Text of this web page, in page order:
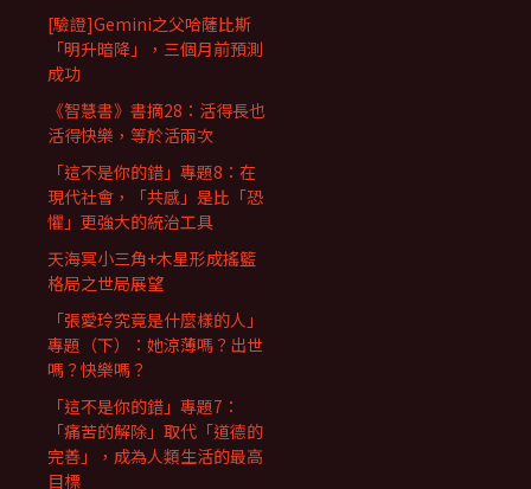
[驗證]Gemini之父哈薩比斯
「明升暗降」，三個月前預測
成功
《智慧書》書摘28：活得長也
活得快樂，等於活兩次
「這不是你的錯」專題8：在
現代社會，「共感」是比「恐
懼」更強大的統治工具
天海冥小三角+木星形成搖籃
格局之世局展望
「張愛玲究竟是什麼樣的人」
專題（下）：她涼薄嗎？出世
嗎？快樂嗎？
「這不是你的錯」專題7：
「痛苦的解除」取代「道德的
完善」，成為人類生活的最高
目標